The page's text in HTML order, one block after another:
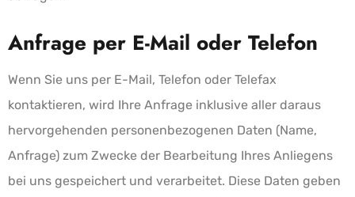
Anfrage per E-Mail oder Telefon
Wenn Sie uns per E-Mail, Telefon oder Telefax
kontaktieren, wird Ihre Anfrage inklusive aller daraus
hervorgehenden personenbezogenen Daten (Name,
Anfrage) zum Zwecke der Bearbeitung Ihres Anliegens
bei uns gespeichert und verarbeitet. Diese Daten geben